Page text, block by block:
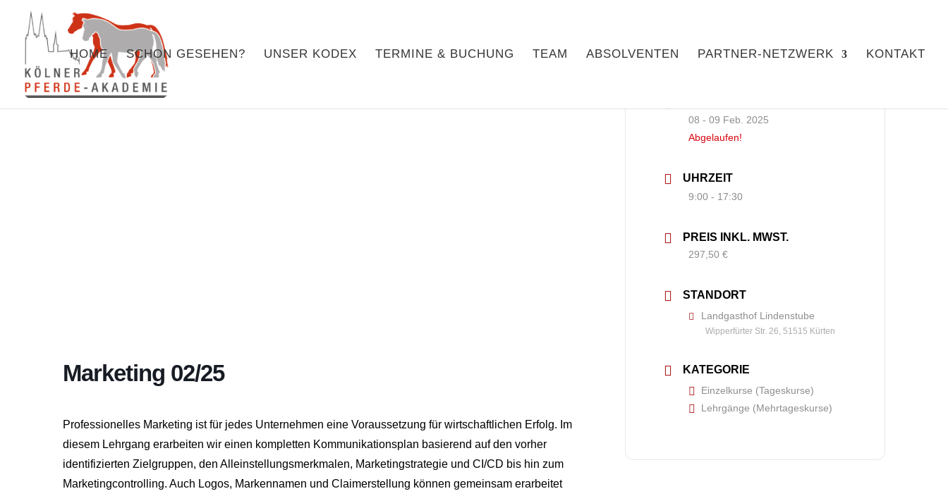
HOME SCHON GESEHEN? UNSER KODEX TERMINE & BUCHUNG TEAM ABSOLVENTEN PARTNER-NETZWERK KONTAKT
Marketing 02/25
Professionelles Marketing ist für jedes Unternehmen eine Voraussetzung für wirtschaftlichen Erfolg. Im
diesem Lehrgang erarbeiten wir einen kompletten Kommunikationsplan basierend auf den vorher
identifizierten Zielgruppen, den Alleinstellungsmerkmalen, Marketingstrategie und CI/CD bis hin zum
Marketingcontrolling. Auch Logos, Markennamen und Claimerstellung können gemeinsam erarbeitet
08 - 09 Feb. 2025
Abgelaufen!
UHRZEIT
9:00 - 17:30
PREIS INKL. MWST.
297,50 €
STANDORT
Landgasthof Lindenstube
Wipperfürter Str. 26, 51515 Kürten
KATEGORIE
Einzelkurse (Tageskurse)
Lehrgänge (Mehrtageskurse)